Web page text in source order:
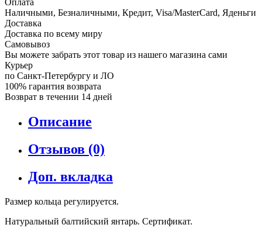
Наличными, Безналичными, Кредит, Visa/MasterCard, Яденьги
Доставка
Доставка по всему миру
Самовывоз
Вы можете забрать этот товар из нашего магазина сами
Курьер
по Санкт-Петербургу и ЛО
100% гарантия возврата
Возврат в течении 14 дней
Описание
Отзывов (0)
Доп. вкладка
Размер кольца регулируется.
Натуральный балтийский янтарь. Сертификат.